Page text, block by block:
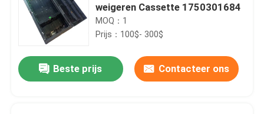
weigeren Cassette 1750301684
MOQ：1
Prijs：100$- 300$
Beste prijs Contacteer ons